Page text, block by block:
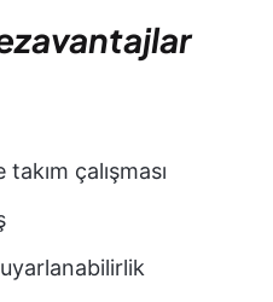
çalışması
uyarlanabilirlik